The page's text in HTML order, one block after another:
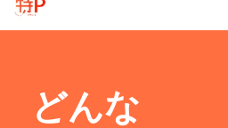
どんな